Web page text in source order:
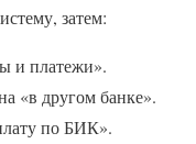
затем:
и платежи».
«в другом банке».
по БИК».